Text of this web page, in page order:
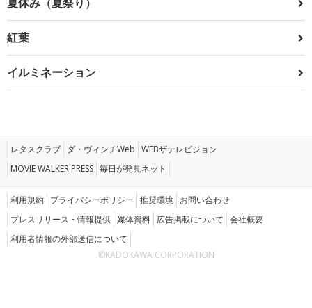
紅葉
イルミネーション
レタスクラブ ダ・ヴィンチWeb WEBザテレビジョン
MOVIE WALKER PRESS 毎日が発見ネット
利用規約 プライバシーポリシー 推奨環境 お問い合わせ
プレスリリース・情報提供 媒体資料 広告掲載について 会社概要
利用者情報の外部送信について
©KADOKAWA CORPORATION